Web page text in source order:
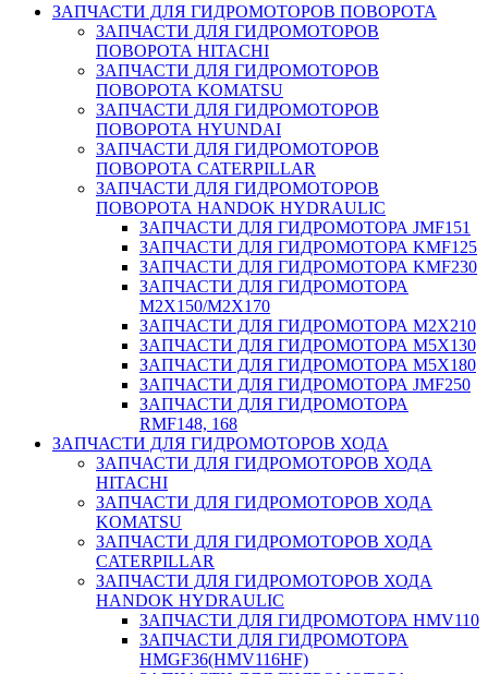
ЗАПЧАСТИ ДЛЯ ГИДРОМОТОРОВ ПОВОРОТА
ЗАПЧАСТИ ДЛЯ ГИДРОМОТОРОВ
ПОВОРОТА HITACHI
ЗАПЧАСТИ ДЛЯ ГИДРОМОТОРОВ
ПОВОРОТА KOMATSU
ЗАПЧАСТИ ДЛЯ ГИДРОМОТОРОВ
ПОВОРОТА HYUNDAI
ЗАПЧАСТИ ДЛЯ ГИДРОМОТОРОВ
ПОВОРОТА CATERPILLAR
ЗАПЧАСТИ ДЛЯ ГИДРОМОТОРОВ
ПОВОРОТА HANDOK HYDRAULIC
ЗАПЧАСТИ ДЛЯ ГИДРОМОТОРА JMF151
ЗАПЧАСТИ ДЛЯ ГИДРОМОТОРА KMF125
ЗАПЧАСТИ ДЛЯ ГИДРОМОТОРА KMF230
ЗАПЧАСТИ ДЛЯ ГИДРОМОТОРА
M2X150/M2X170
ЗАПЧАСТИ ДЛЯ ГИДРОМОТОРА M2X210
ЗАПЧАСТИ ДЛЯ ГИДРОМОТОРА M5X130
ЗАПЧАСТИ ДЛЯ ГИДРОМОТОРА M5X180
ЗАПЧАСТИ ДЛЯ ГИДРОМОТОРА JMF250
ЗАПЧАСТИ ДЛЯ ГИДРОМОТОРА
RMF148, 168
ЗАПЧАСТИ ДЛЯ ГИДРОМОТОРОВ ХОДА
ЗАПЧАСТИ ДЛЯ ГИДРОМОТОРОВ ХОДА
HITACHI
ЗАПЧАСТИ ДЛЯ ГИДРОМОТОРОВ ХОДА
KOMATSU
ЗАПЧАСТИ ДЛЯ ГИДРОМОТОРОВ ХОДА
CATERPILLAR
ЗАПЧАСТИ ДЛЯ ГИДРОМОТОРОВ ХОДА
HANDOK HYDRAULIC
ЗАПЧАСТИ ДЛЯ ГИДРОМОТОРА HMV110
ЗАПЧАСТИ ДЛЯ ГИДРОМОТОРА
HMGF36(HMV116HF)